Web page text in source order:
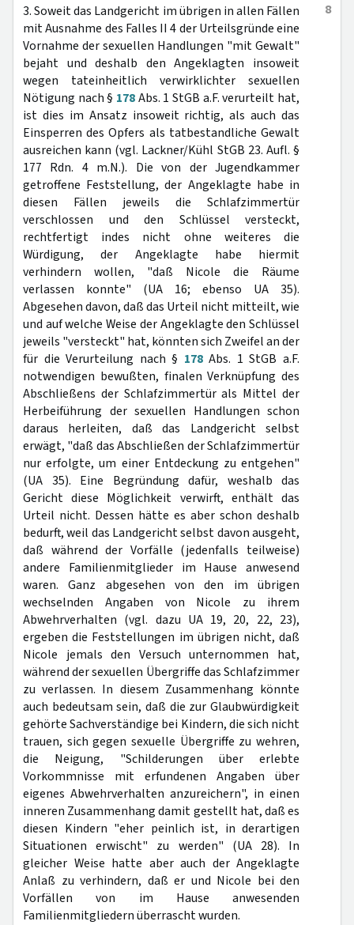
8
3. Soweit das Landgericht im übrigen in allen Fällen
mit Ausnahme des Falles II 4 der Urteilsgründe eine
Vornahme der sexuellen Handlungen "mit Gewalt"
bejaht und deshalb den Angeklagten insoweit
wegen tateinheitlich verwirklichter sexuellen
Nötigung nach § 178Abs. 1 StGB a.F. verurteilt hat,
ist dies im Ansatz insoweit richtig, als auch das
Einsperren des Opfers als tatbestandliche Gewalt
ausreichen kann (vgl. Lackner/Kühl StGB 23. Aufl. §
177 Rdn. 4 m.N.). Die von der Jugendkammer
getroffene Feststellung, der Angeklagte habe in
diesen Fällen jeweils die Schlafzimmertür
verschlossen und den Schlüssel versteckt,
rechtfertigt indes nicht ohne weiteres die
Würdigung, der Angeklagte habe hiermit
verhindern wollen, "daß Nicole die Räume
verlassen konnte" (UA 16; ebenso UA 35).
Abgesehen davon, daß das Urteil nicht mitteilt, wie
und auf welche Weise der Angeklagte den Schlüssel
jeweils "versteckt" hat, könnten sich Zweifel an der
für die Verurteilung nach § 178Abs. 1 StGB a.F.
notwendigen bewußten, finalen Verknüpfung des
Abschließens der Schlafzimmertür als Mittel der
Herbeiführung der sexuellen Handlungen schon
daraus herleiten, daß das Landgericht selbst
erwägt, "daß das Abschließen der Schlafzimmertür
nur erfolgte, um einer Entdeckung zu entgehen"
(UA 35). Eine Begründung dafür, weshalb das
Gericht diese Möglichkeit verwirft, enthält das
Urteil nicht. Dessen hätte es aber schon deshalb
bedurft, weil das Landgericht selbst davon ausgeht,
daß während der Vorfälle (jedenfalls teilweise)
andere Familienmitglieder im Hause anwesend
waren. Ganz abgesehen von den im übrigen
wechselnden Angaben von Nicole zu ihrem
Abwehrverhalten (vgl. dazu UA 19, 20, 22, 23),
ergeben die Feststellungen im übrigen nicht, daß
Nicole jemals den Versuch unternommen hat,
während der sexuellen Übergriffe das Schlafzimmer
zu verlassen. In diesem Zusammenhang könnte
auch bedeutsam sein, daß die zur Glaubwürdigkeit
gehörte Sachverständige bei Kindern, die sich nicht
trauen, sich gegen sexuelle Übergriffe zu wehren,
die Neigung, "Schilderungen über erlebte
Vorkommnisse mit erfundenen Angaben über
eigenes Abwehrverhalten anzureichern", in einen
inneren Zusammenhang damit gestellt hat, daß es
diesen Kindern "eher peinlich ist, in derartigen
Situationen erwischt" zu werden" (UA 28). In
gleicher Weise hatte aber auch der Angeklagte
Anlaß zu verhindern, daß er und Nicole bei den
Vorfällen von im Hause anwesenden
Familienmitgliedern überrascht wurden.